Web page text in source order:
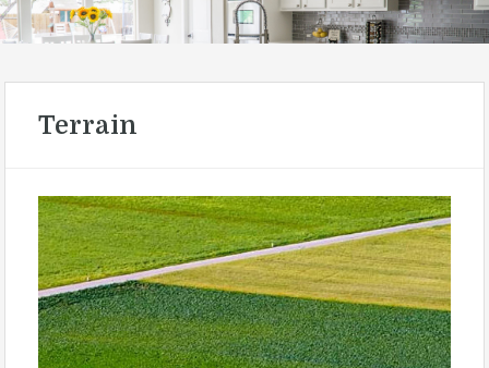
Terrain